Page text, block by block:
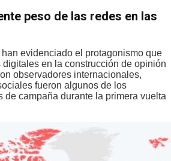
peso de las redes en las
han evidenciado el protagonismo que
en la construcción de opinión
observadores internacionales,
fueron algunos de los
de campaña durante la primera vuelta